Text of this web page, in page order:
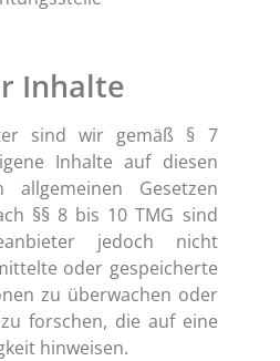
Inhalte
sind wir gemäß § 7
Inhalte auf diesen
Gesetzen
§§ 8 bis 10 TMG sind
jedoch nicht
oder gespeicherte
zu überwachen oder
forschen, die auf eine
hinweisen.